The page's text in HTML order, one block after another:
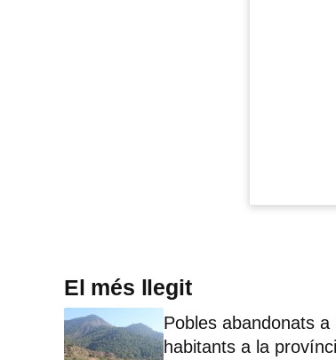
El més llegit
Pobles abandonats
habitants a la